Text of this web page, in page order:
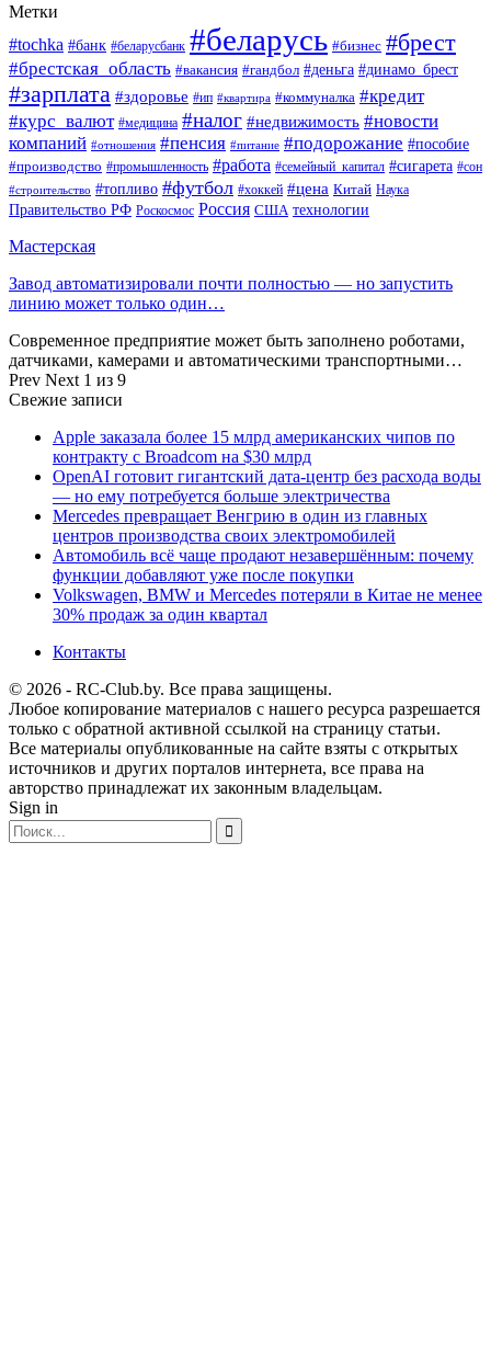
Метки
#tochka #банк #беларусбанк #беларусь #бизнес #брест
#брестская_область #вакансия #гандбол #деньга #динамо_брест
#зарплата #здоровье #ип #квартира #коммуналка #кредит
#курс_валют #медицина #налог #недвижимость #новости
компаний #отношения #пенсия #питание #подорожание #пособие
#производство #промышленность #работа #семейный_капитал #сигарета #сон
#строительство #топливо #футбол #хоккей #цена Китай Наука
Правительство РФ Роскосмос Россия США технологии
Мастерская
Завод автоматизировали почти полностью — но запустить
линию может только один…
Современное предприятие может быть заполнено роботами,
датчиками, камерами и автоматическими транспортными…
Prev Next 1 из 9
Свежие записи
Apple заказала более 15 млрд американских чипов по
контракту с Broadcom на $30 млрд
OpenAI готовит гигантский дата-центр без расхода воды
— но ему потребуется больше электричества
Mercedes превращает Венгрию в один из главных
центров производства своих электромобилей
Автомобиль всё чаще продают незавершённым: почему
функции добавляют уже после покупки
Volkswagen, BMW и Mercedes потеряли в Китае не менее
30% продаж за один квартал
Контакты
© 2026 - RC-Club.by. Все права защищены.
Любое копирование материалов с нашего ресурса разрешается
только с обратной активной ссылкой на страницу статьи.
Все материалы опубликованные на сайте взяты с открытых
источников и других порталов интернета, все права на
авторство принадлежат их законным владельцам.
Sign in